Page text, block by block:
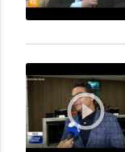
play_circle_outline